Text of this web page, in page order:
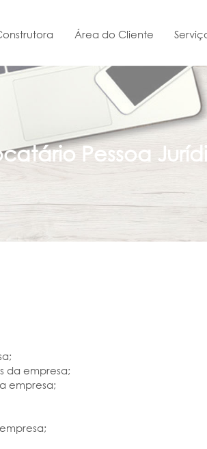
Área do Cliente
Pessoa
da empresa;
empresa;